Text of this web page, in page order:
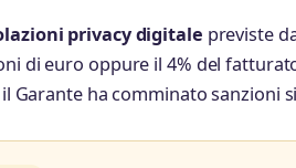
privacy digitale previste
di euro oppure il 4% del
il Garante ha comminato sanzioni